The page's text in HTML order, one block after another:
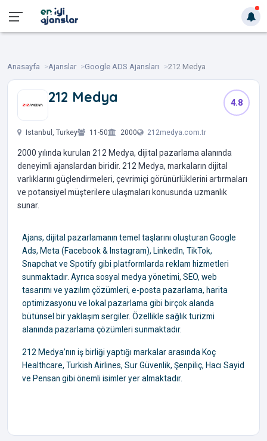
Anasayfa Ajanslar Google ADS Ajansları 212 Medya
212 Medya 4.8
Istanbul, Turkey 11-50 2000 212medya.com.tr
2000 yılında kurulan 212 Medya, dijital pazarlama alanında
deneyimli ajanslardan biridir. 212 Medya, markaların dijital
varlıklarını güçlendirmeleri, çevrimiçi görünürlüklerini artırmaları
ve potansiyel müşterilere ulaşmaları konusunda uzmanlık
sunar.
Ajans, dijital pazarlamanın temel taşlarını oluşturan Google
Ads, Meta (Facebook & Instagram), LinkedIn, TikTok,
Snapchat ve Spotify gibi platformlarda reklam hizmetleri
sunmaktadır. Ayrıca sosyal medya yönetimi, SEO, web
tasarımı ve yazılım çözümleri, e-posta pazarlama, harita
optimizasyonu ve lokal pazarlama gibi birçok alanda
bütünsel bir yaklaşım sergiler. Özellikle sağlık turizmi
alanında pazarlama çözümleri sunmaktadır.
212 Medya’nın iş birliği yaptığı markalar arasında Koç
Healthcare, Turkish Airlines, Sur Güvenlik, Şenpiliç, Hacı Sayid
ve Pensan gibi önemli isimler yer almaktadır.